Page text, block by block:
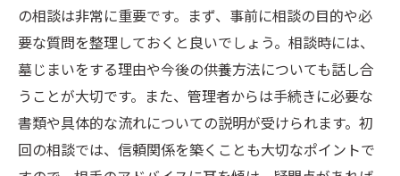
地域の慣習に合わせた最適な進め方
墓じまいのタイミングと季節の影響
専門業者の選び方と依頼のポイント
愛知県での墓じまいに必要な行政手続きのポイ
ント
市町村に提出すべき主な書類
の相談は非常に重要です。まず、事前に相談の目的や必
要な質問を整理しておくと良いでしょう。相談時には、
墓じまいをする理由や今後の供養方法についても話し合
うことが大切です。また、管理者からは手続きに必要な
書類や具体的な流れについての説明が受けられます。初
回の相談では、信頼関係を築くことも大切なポイントで